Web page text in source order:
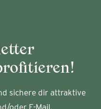
sichere dir attraktive
oder E-Mail.